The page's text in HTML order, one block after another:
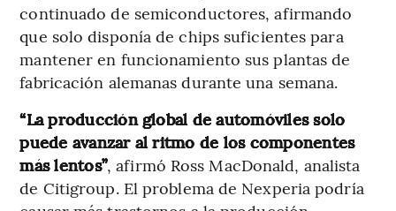
continuado de semiconductores, afirmando
que solo disponía de chips suficientes para
mantener en funcionamiento sus plantas de
fabricación alemanas durante una semana.
“La producción global de automóviles solo
puede avanzar al ritmo de los componentes
más lentos”, afirmó Ross MacDonald, analista
de Citigroup. El problema de Nexperia podría